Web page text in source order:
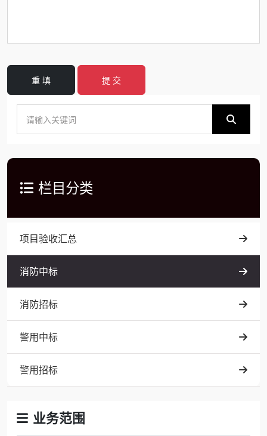
重 填 提 交
栏目分类
项目验收汇总
消防中标
消防招标
警用中标
警用招标
业务范围